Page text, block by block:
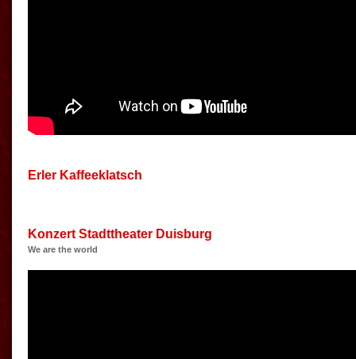
Erler Kaffeeklatsch
Konzert Stadttheater Duisburg
We are the world